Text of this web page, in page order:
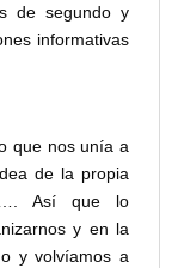
de segundo y
informativas
que nos unía a
de la propia
Así que lo
y en la
y volvíamos a